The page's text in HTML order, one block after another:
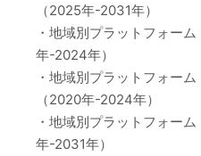
（2025年-2031年）
・地域別プラットフォー
年-2024年）
・地域別プラットフォー
（2020年-2024年）
・地域別プラットフォー
年-2031年）